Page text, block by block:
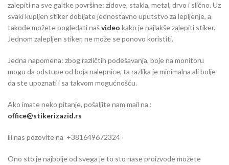
zalepiti na sve galtke površine: zidove, stakla, metal, drvo i slično. Uz
svaki kupljen stiker dobijate jednostavno uputstvo za lepljenje, a
takođe možete pogledati našvideo kako je najlakše zalepiti stiker.
Jednom zalepljen stiker, ne može se ponovo koristiti.
Jedna napomena: zbog različtih podešavanja, boje na monitoru
mogu da odstupe od boja nalepnice, ta razlika je minimalna ali bolje
da ste upoznati i sa takvom mogućnošću.
Ako imate neko pitanje, pošaljite nam mail na :
office@stikerizazid.rs
ili nas pozovite na +381649672324
Ono sto je najbolje od svega je to sto nase proizvode možete